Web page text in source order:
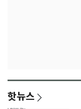
핫뉴스